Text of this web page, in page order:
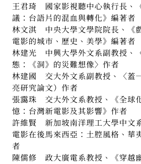
王君琦 國家影視聽中心執行長、
議：台語片的混血與轉化》編著者
林文淇 中央大學文學院院長、《
電影的城市、歷史、美學》編著者
林建光 中興大學外文系副教授、
態：《洞》的災難想像〉作者
林建國 交大外文系副教授、〈蓋
亮研究論文）作者
張靄珠 交大外文系教授、《全球
憶：台灣新電影及其影響》作者
許維賢 新加坡南洋理工大學中文
電影在後馬來西亞：土腔風格、華
者
陳儒修 政大廣電系教授、《穿越